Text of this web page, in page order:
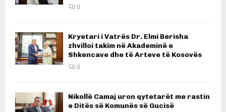
0
Kryetari i Vatrës Dr. Elmi Berisha
zhvilloi takim në Akademinë e
Shkencave dhe të Arteve të Kosovës
0
Nikollë Camaj uron qytetarët me rastin
e Ditës së Komunës së Gucisë